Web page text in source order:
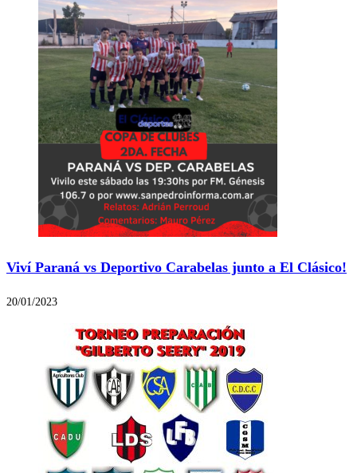
Viví Paraná vs Deportivo Carabelas junto a El Clásico!
20/01/2023